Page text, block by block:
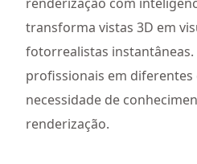
transforma vistas 3D em
fotorrealistas
profissionais em diferentes
necessidade de
renderização.